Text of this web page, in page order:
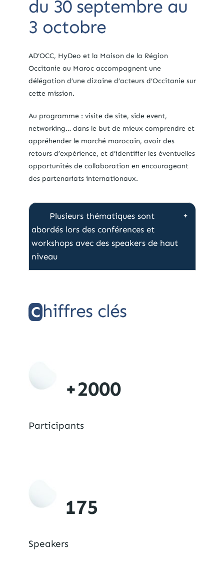
du 30 septembre au
3 octobre
AD’OCC, HyDeo et la Maison de la Région
Occitanie au Maroc accompagnent une
délégation d’une dizaine d’acteurs d’Occitanie sur
cette mission.
Au programme : visite de site, side event,
networking… dans le but de mieux comprendre et
appréhender le marché marocain, avoir des
retours d’expérience, et d’identifier les éventuelles
opportunités de collaboration en encourageant
des partenariats internationaux.
Plusieurs thématiques sont
abordés lors des conférences et
workshops avec des speakers de haut
niveau
Chiffres clés
+2000
Participants
175
Speakers